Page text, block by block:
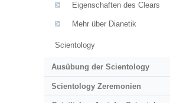
Eigenschaften des Clears
Mehr über Dianetik
Scientology
Ausübung der Scientology
Scientology Zeremonien